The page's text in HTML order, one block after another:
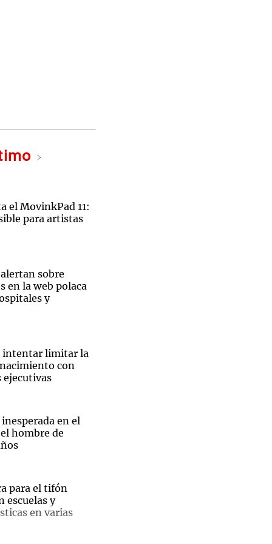
el MovinkPad 11:
para artistas
sobre
en la web polaca
y
intentar limitar la
con
ejecutivas
en el
hombre de
para el tifón
escuelas y
en varias